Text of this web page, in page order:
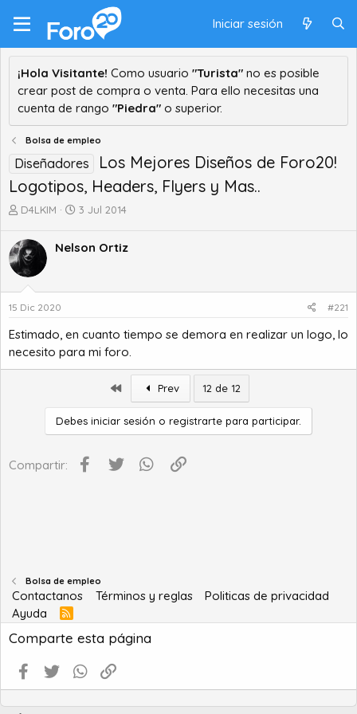
Iniciar sesión
¡Hola Visitante! Como usuario "Turista" no es posible
crear post de compra o venta. Para ello necesitas una
cuenta de rango "Piedra" o superior.
Bolsa de empleo
Diseñadores
Los Mejores Diseños de Foro20!
Logotipos, Headers, Flyers y Mas..
A
t
o
r
t
e
a
D4LKIM
F
h
n
c
3 Jul 2014
Nelson Ortiz
15 Dic 2020 #221
Estimado, en cuanto tiempo se demora en realizar un logo, lo
necesito para mi foro.
PrimeroPrev 12 de 12
Debes iniciar sesión o registrarte para participar.
Compartir: Facebook
Twitter WhatsApp
Bolsa de empleo
Contactanos Términos y reglas
Politicas de privacidad
Ayuda
R
S
S
Comparte esta página
Facebook
Twitter WhatsApp